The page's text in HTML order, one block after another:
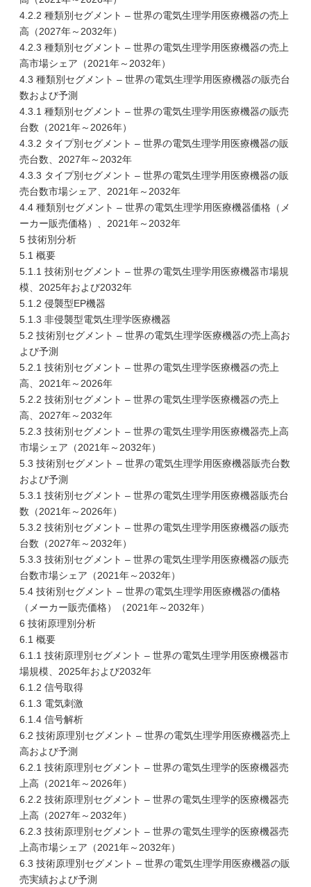
4.2.2 種類別セグメント – 世界の電気生理学用医療機器の売上
高（2027年～2032年）
4.2.3 種類別セグメント – 世界の電気生理学用医療機器の売上
高市場シェア（2021年～2032年）
4.3 種類別セグメント – 世界の電気生理学用医療機器の販売台
数および予測
4.3.1 種類別セグメント – 世界の電気生理学用医療機器の販売
台数（2021年～2026年）
4.3.2 タイプ別セグメント – 世界の電気生理学用医療機器の販
売台数、2027年～2032年
4.3.3 タイプ別セグメント – 世界の電気生理学用医療機器の販
売台数市場シェア、2021年～2032年
4.4 種類別セグメント – 世界の電気生理学用医療機器価格（メ
ーカー販売価格）、2021年～2032年
5 技術別分析
5.1 概要
5.1.1 技術別セグメント – 世界の電気生理学用医療機器市場規
模、2025年および2032年
5.1.2 侵襲型EP機器
5.1.3 非侵襲型電気生理学医療機器
5.2 技術別セグメント – 世界の電気生理学医療機器の売上高お
よび予測
5.2.1 技術別セグメント – 世界の電気生理学医療機器の売上
高、2021年～2026年
5.2.2 技術別セグメント – 世界の電気生理学医療機器の売上
高、2027年～2032年
5.2.3 技術別セグメント – 世界の電気生理学用医療機器売上高
市場シェア（2021年～2032年）
5.3 技術別セグメント – 世界の電気生理学用医療機器販売台数
および予測
5.3.1 技術別セグメント – 世界の電気生理学用医療機器販売台
数（2021年～2026年）
5.3.2 技術別セグメント – 世界の電気生理学用医療機器の販売
台数（2027年～2032年）
5.3.3 技術別セグメント – 世界の電気生理学用医療機器の販売
台数市場シェア（2021年～2032年）
5.4 技術別セグメント – 世界の電気生理学用医療機器の価格
（メーカー販売価格）（2021年～2032年）
6 技術原理別分析
6.1 概要
6.1.1 技術原理別セグメント – 世界の電気生理学用医療機器市
場規模、2025年および2032年
6.1.2 信号取得
6.1.3 電気刺激
6.1.4 信号解析
6.2 技術原理別セグメント – 世界の電気生理学用医療機器売上
高および予測
6.2.1 技術原理別セグメント – 世界の電気生理学的医療機器売
上高（2021年～2026年）
6.2.2 技術原理別セグメント – 世界の電気生理学的医療機器売
上高（2027年～2032年）
6.2.3 技術原理別セグメント – 世界の電気生理学的医療機器売
上高市場シェア（2021年～2032年）
6.3 技術原理別セグメント – 世界の電気生理学用医療機器の販
売実績および予測